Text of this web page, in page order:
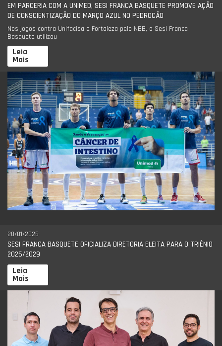
EM PARCERIA COM A UNIMED, SESI FRANCA BASQUETE PROMOVE AÇÃO
DE CONSCIENTIZAÇÃO DO MARÇO AZUL NO PEDROCÃO
Nos jogos contra Unifacisa e Fortaleza pelo NBB, o Sesi Franca
Basquete utilizou
Leia
Mais
20/01/2026
SESI FRANCA BASQUETE OFICIALIZA DIRETORIA ELEITA PARA O TRIÊNIO
2026/2029
Leia
Mais